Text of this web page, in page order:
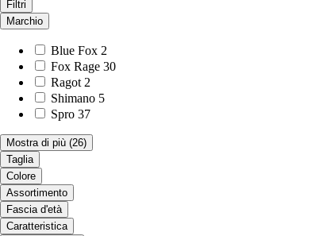
Filtri
Marchio
Blue Fox 2
Fox Rage 30
Ragot 2
Shimano 5
Spro 37
Mostra di più (26)
Taglia
Colore
Assortimento
Fascia d'età
Caratteristica